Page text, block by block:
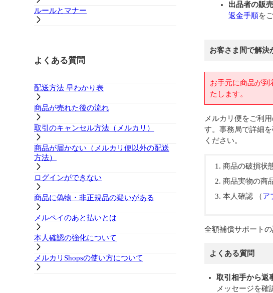
ルールとマナー
よくある質問
配送方法 早わかり表
商品が売れた後の流れ
取引のキャンセル方法（メルカリ）
商品が届かない（メルカリ便以外の配送
方法）
ログインができない
商品に偽物・非正規品の疑いがある
メルペイのあと払いとは
本人確認の強化について
メルカリShopsの使い方について
出品者の販
返金手順を
お客さま間で解決
お手元に商品が到
たします。
メルカリ便をご利
す。事務局で詳細
ください。
商品の破損状
商品実物の商
本人確認 （ア
全額補償サポートの
よくある質問
取引相手から返
メッセージを確